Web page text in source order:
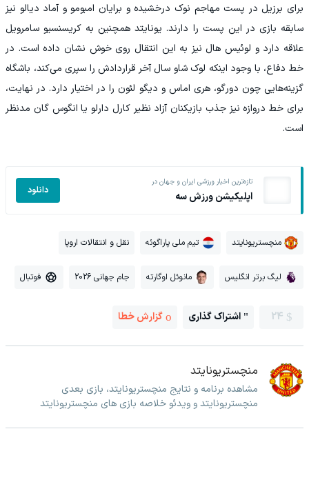
برای برزیل در پست مهاجم نوک درخشیده و برایان امبومو و آماد دیالو نیز
سابقه بازی در این پست را دارند. یونایتد همچنین به کریسنسیو سامرویل
علاقه دارد و لوئیس هال نیز به این انتقال روی خوش نشان داده است. در
خط دفاع، با وجود اینکه لوک شاو سال آخر قراردادش را سپری می‌کند، باشگاه
گزینه‌هایی چون دورگو، هری اماس و دیگو لئون را در اختیار دارد. در نهایت،
برای خط دروازه نیز جذب بازیکنان آزاد نظیر کارل دارلو یا انگوس گان مدنظر
است.
تازه‌ترین اخبار ورزشی ایران و جهان در
اپلیکیشن ورزش سه دانلود
منچستریونایتد تیم ملی پاراگوئه نقل و انتقالات اروپا
لیگ برتر انگلیس مانوئل اوگارته جام جهانی 2026 فوتبال
24 اشتراک گذاری گزارش خطا
منچستریونایتد
مشاهده برنامه و نتایج منچستریونایتد، بازی بعدی
منچستریونایتد و ویدئو خلاصه بازی های منچستریونایتد